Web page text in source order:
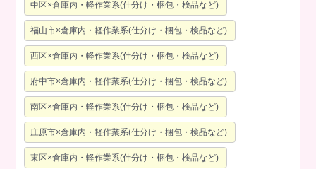
中区×倉庫内・軽作業系(仕分け・梱包・検品など)
福山市×倉庫内・軽作業系(仕分け・梱包・検品など)
西区×倉庫内・軽作業系(仕分け・梱包・検品など)
府中市×倉庫内・軽作業系(仕分け・梱包・検品など)
南区×倉庫内・軽作業系(仕分け・梱包・検品など)
庄原市×倉庫内・軽作業系(仕分け・梱包・検品など)
東区×倉庫内・軽作業系(仕分け・梱包・検品など)